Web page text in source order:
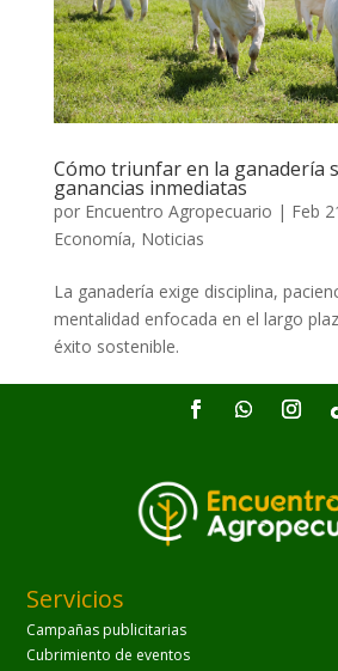
Cómo triunfar en la ganadería
ganancias inmediatas
por Encuentro Agropecuario | Feb
Economía, Noticias
La ganadería exige disciplina,
mentalidad enfocada en el largo
éxito sostenible.
Servicios
Campañas publicitarias
Cubrimiento de eventos